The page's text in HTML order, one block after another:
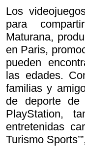
Los
para
Maturana,
en Paris,
pueden
las edades.
familias y
de deporte
PlayStation,
entretenidas
Turismo